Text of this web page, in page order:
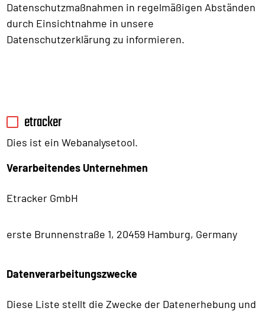
Datenschutzmaßnahmen in regelmäßigen Abständen
durch Einsichtnahme in unsere
Datenschutzerklärung zu informieren.
etracker
Dies ist ein Webanalysetool.
Verarbeitendes Unternehmen
Etracker GmbH
erste Brunnenstraße 1, 20459 Hamburg, Germany
Datenverarbeitungszwecke
Diese Liste stellt die Zwecke der Datenerhebung und